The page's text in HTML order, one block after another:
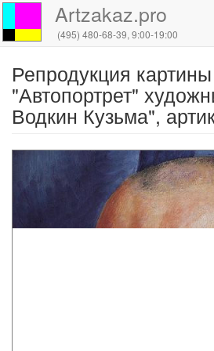
Перейти
основному
содержанию
Artzakaz.pro
(495) 480-68-39, 9:00-19:00
Репродукция картины
"Автопортрет"
Водкин Кузьма",